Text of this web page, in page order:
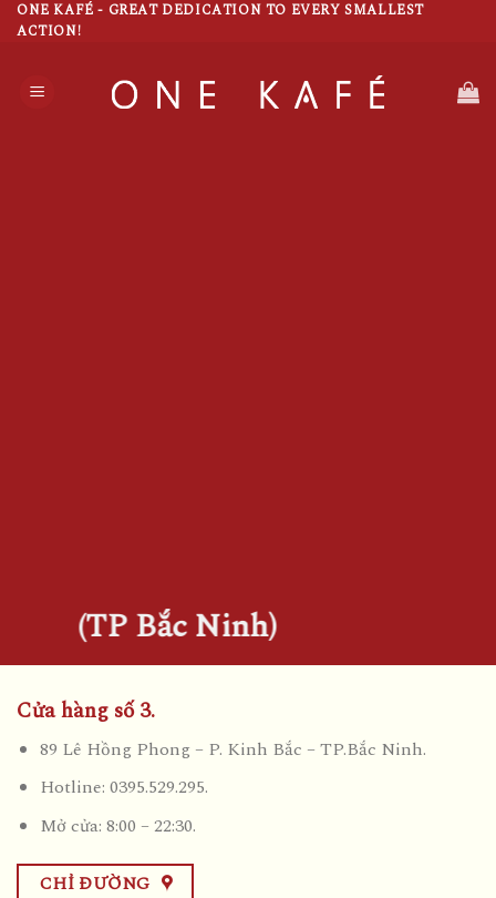
SkipONE KAFÉ - GREAT DEDICATION TO EVERY SMALLEST
ACTION!
(TP Bắc Ninh)
Cửa hàng số 3.
89 Lê Hồng Phong – P. Kinh Bắc – TP.Bắc Ninh.
Hotline: 0395.529.295.
Mở cửa: 8:00 – 22:30.
CHỈ ĐƯỜNG